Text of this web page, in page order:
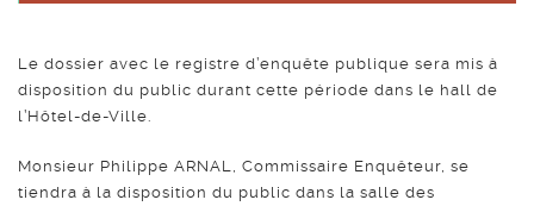
Le dossier avec le registre d’enquête publique sera mis à
disposition du public durant cette période dans le hall de
l’Hôtel-de-Ville.
Monsieur Philippe ARNAL, Commissaire Enquêteur, se
tiendra à la disposition du public dans la salle des